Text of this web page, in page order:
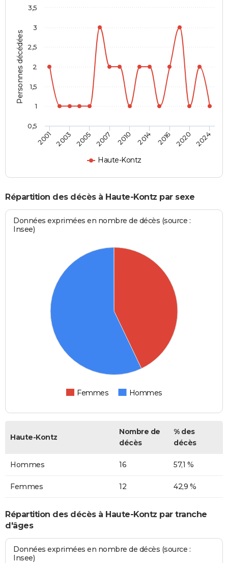
Personnes décédées
Haute-Kontz
2001 2003 2005 2007 2010 2014 2016 2020 2024
0,5
1
1,5
2
2,5
3
3,5
Répartition des décès à Haute-Kontz par sexe
Données exprimées en nombre de décès (source :
Insee)
Femmes Hommes
Haute-Kontz
Nombre de
décès
% des
décès
Hommes 16 57,1 %
Femmes 12 42,9 %
Répartition des décès à Haute-Kontz par tranche
d'âges
Données exprimées en nombre de décès (source :
Insee)